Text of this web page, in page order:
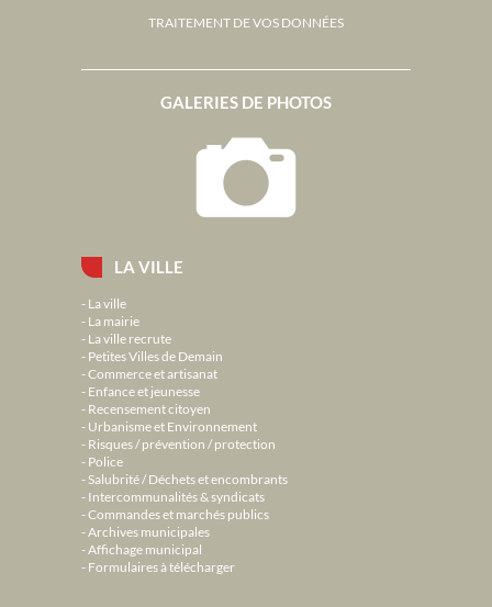
LA VILLE
La ville
La mairie
La ville recrute
Petites Villes de Demain
Commerce et artisanat
Enfance et jeunesse
Recensement citoyen
Urbanisme et Environnement
Risques / prévention / protection
Police
Salubrité / Déchets et encombrants
Intercommunalités & syndicats
Commandes et marchés publics
Archives municipales
Affichage municipal
Formulaires à télécharger
GALERIES DE PHOTOS
TRAITEMENT DE VOS DONNÉES